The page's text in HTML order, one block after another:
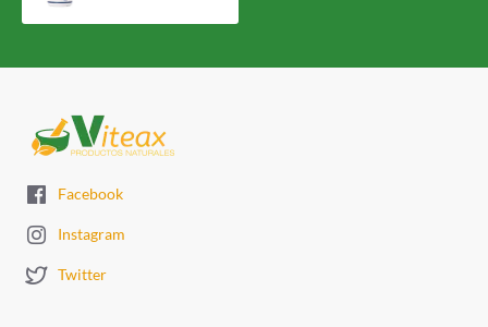
Facebook
Instagram
Twitter